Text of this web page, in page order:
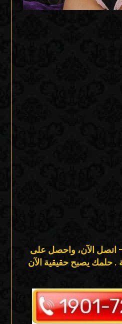
اتصل الآن، واحصل على
يصبح حقيقية الآن